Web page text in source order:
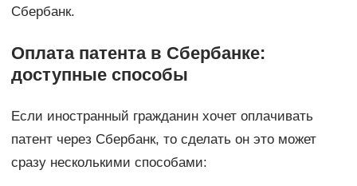
Сбербанк.
Оплата патента в Сбербанке:
доступные способы
Если иностранный гражданин хочет оплачивать
патент через Сбербанк, то сделать он это может
сразу несколькими способами: